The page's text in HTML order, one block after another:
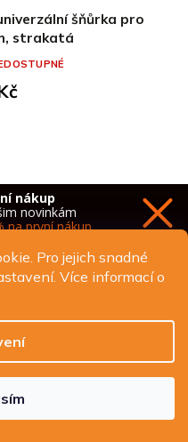
Pro jejich snadné
Více informací o
šňůrka pro
strakatá
nákup
novinkám
na první nákup
údajů